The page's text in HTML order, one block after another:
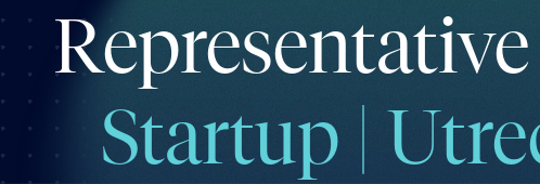
Startup |